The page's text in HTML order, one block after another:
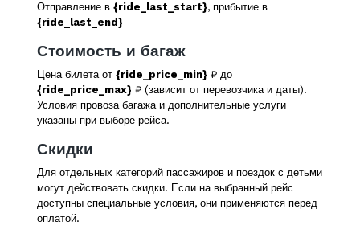
Отправление в {ride_last_start}, прибытие в
{ride_last_end}
Стоимость и багаж
Цена билета от {ride_price_min} ₽ до
{ride_price_max} ₽ (зависит от перевозчика и даты).
Условия провоза багажа и дополнительные услуги
указаны при выборе рейса.
Скидки
Для отдельных категорий пассажиров и поездок с детьми
могут действовать скидки. Если на выбранный рейс
доступны специальные условия, они применяются перед
оплатой.